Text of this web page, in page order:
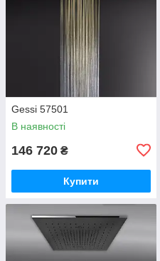
Gessi 57501
В наявності
146 720 ₴
Купити